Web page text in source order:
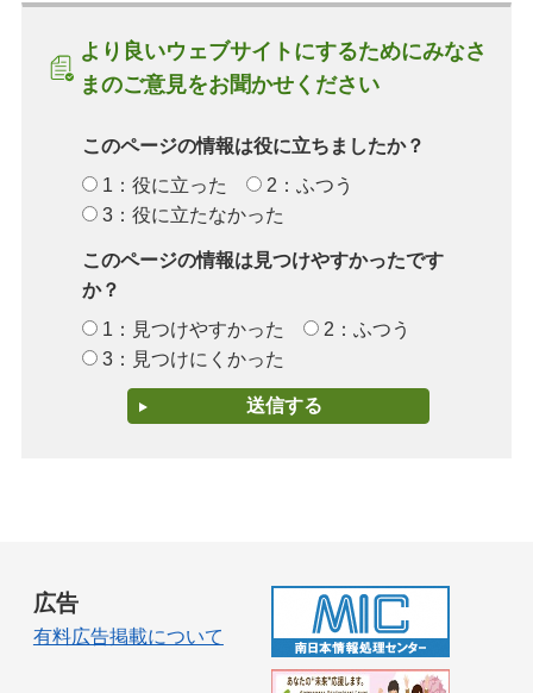
より良いウェブサイトにするためにみなさ
まのご意見をお聞かせください
このページの情報は役に立ちましたか？
1：役に立った
2：ふつう
3：役に立たなかった
このページの情報は見つけやすかったです
か？
1：見つけやすかった
2：ふつう
3：見つけにくかった
広告
有料広告掲載について